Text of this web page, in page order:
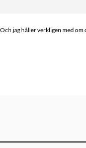
jag håller verkligen med om